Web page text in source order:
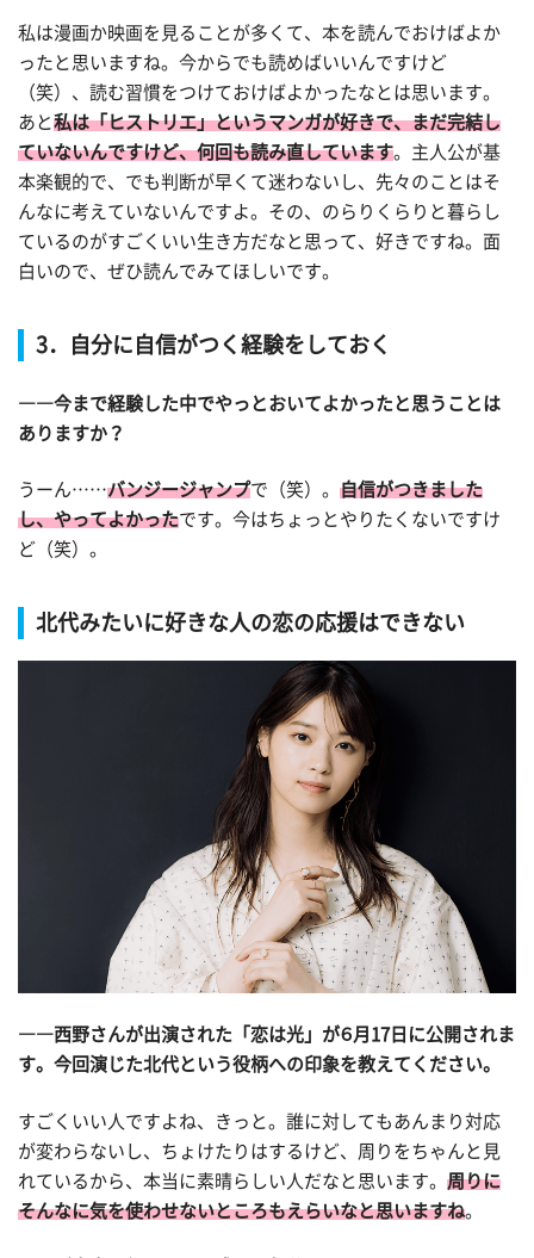
私は漫画か映画を見ることが多くて、本を読んでおけばよか
ったと思いますね。今からでも読めばいいんですけど
（笑）、読む習慣をつけておけばよかったなとは思います。
あと 私は「ヒストリエ」というマンガが好きで、まだ完結し
ていないんですけど、何回も読み直しています。主人公が基
本楽観的で、でも判断が早くて迷わないし、先々のことはそ
んなに考えていないんですよ。その、のらりくらりと暮らし
ているのがすごくいい生き方だなと思って、好きですね。面
白いので、ぜひ読んでみてほしいです。
3．自分に自信がつく経験をしておく
――今まで経験した中でやっとおいてよかったと思うことは
ありますか？
うーん……バンジージャンプで（笑）。 自信がつきました
し、やってよかったです。今はちょっとやりたくないですけ
ど（笑）。
北代みたいに好きな人の恋の応援はできない
――西野さんが出演された「恋は光」が６月17日に公開されま
す。今回演じた北代という役柄への印象を教えてください。
すごくいい人ですよね、きっと。誰に対してもあんまり対応
が変わらないし、ちょけたりはするけど、周りをちゃんと見
れているから、本当に素晴らしい人だなと思います。 周りに
そんなに気を使わせないところもえらいなと思いますね。